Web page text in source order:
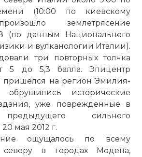
(10:00 по киевскому
землетрясение
(по данным Национального
и вулканологии Италии).
три повторных толчка
5 до 5,3 балла. Эпицентр
пришелся на регион Эмилия-
исторические
уже поврежденные в
предыдущего сильного
мая 2012 г.
ощущалось по всему
северу в городах Модена,